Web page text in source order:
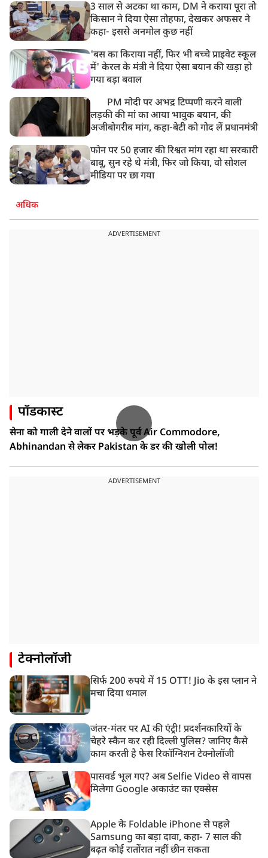
3 साल से अटका था काम, DM ने कराया पूरा तो
किसान ने दिया ऐसा तोहफा, देखकर अफसर ने
कहा- इससे अनमोल कुछ नहीं
'बस का किराया नहीं, फिर भी बच्चे प्राइवेट स्कूल
में' केरल के मंत्री ने दिया ऐसा बयान की खड़ा हो
गया बड़ा बवाल
PM मोदी पर अभद्र टिप्पणी करने वाली
लड़की की मां का आया भावुक बयान, की
अजीबोगरीब मांग, कहा-बेटी को गोद लें प्रधानमंत्री
फोन पर 50 हजार की रिश्वत मांग रहा था सरकारी
बाबू, सुन रहे थे मंत्री, फिर जो किया, वो सोशल
मीडिया पर छा गया
अधिक
ADVERTISEMENT
पॉडकास्ट
सेना को गाली देने वालों पर भड़के पूर्व Air Commodore,
Abhinandan से लेकर Pakistan के डर की खोली पोल!
ADVERTISEMENT
टेक्नोलॉजी
सिर्फ 200 रुपये में 15 OTT! Jio के इस प्लान ने
मचा दिया धमाल
जंतर-मंतर पर AI की एंट्री! प्रदर्शनकारियों के
चेहरे स्कैन कर रही दिल्ली पुलिस? जानिए कैसे
काम करती है फेस रिकॉग्निशन टेक्नोलॉजी
पासवर्ड भूल गए? अब Selfie Video से वापस
मिलेगा Google अकाउंट का एक्सेस
Apple के Foldable iPhone से पहले
Samsung का बड़ा दावा, कहा- 7 साल की
बढ़त कोई रातोंरात नहीं छीन सकता